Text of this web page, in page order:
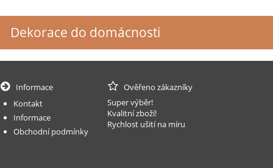
Dekorace do domácnosti
Informace
Kontakt
Informace
Obchodní podmínky
Ověřeno zákazníky
Super výběr!
Kvalitní zboží!
Rychlost ušití na míru